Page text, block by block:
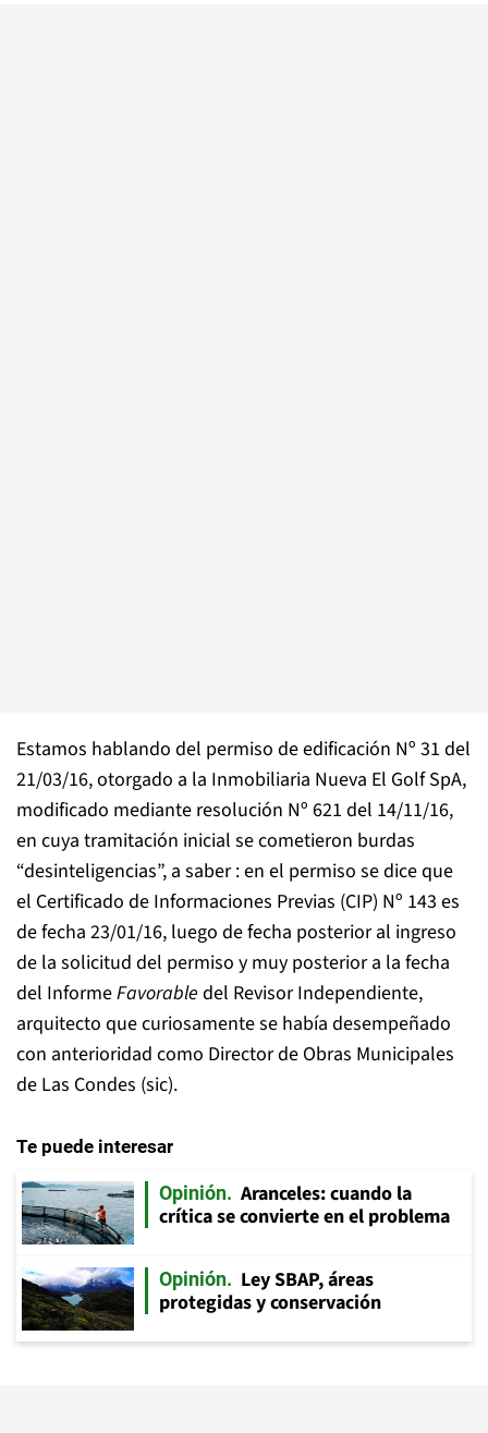
Estamos hablando del permiso de edificación Nº 31 del
21/03/16, otorgado a la Inmobiliaria Nueva El Golf SpA,
modificado mediante resolución Nº 621 del 14/11/16,
en cuya tramitación inicial se cometieron burdas
“desinteligencias”, a saber : en el permiso se dice que
el Certificado de Informaciones Previas (CIP) Nº 143 es
de fecha 23/01/16, luego de fecha posterior al ingreso
de la solicitud del permiso y muy posterior a la fecha
del InformeFavorable del Revisor Independiente,
arquitecto que curiosamente se había desempeñado
con anterioridad como Director de Obras Municipales
de Las Condes (sic).
Te puede interesar
Opinión
Aranceles: cuando la
crítica se convierte en el problema
Opinión
Ley SBAP, áreas
protegidas y conservación